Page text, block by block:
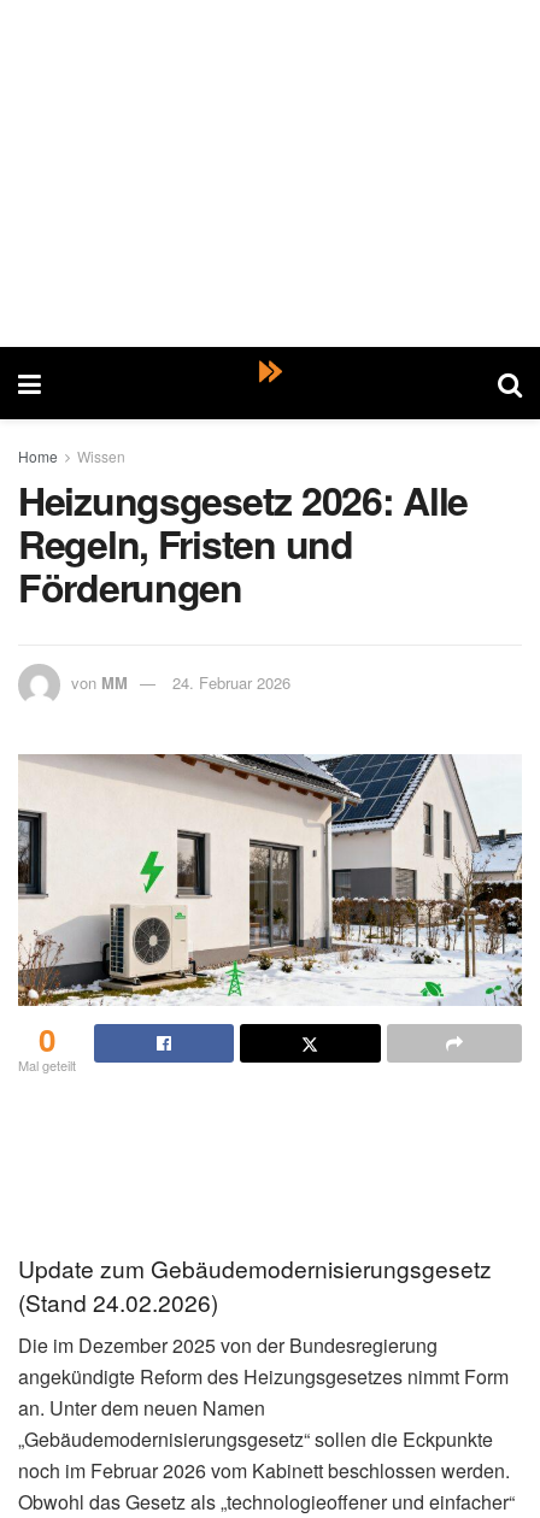
Home Wissen
Heizungsgesetz 2026: Alle
Regeln, Fristen und
Förderungen
von MM 24. Februar 2026
0
Mal geteilt
Update zum Gebäudemodernisierungsgesetz
(Stand 24.02.2026)
Die im Dezember 2025 von der Bundesregierung
angekündigte Reform des Heizungsgesetzes nimmt Form
an. Unter dem neuen Namen
„Gebäudemodernisierungsgesetz“ sollen die Eckpunkte
noch im Februar 2026 vom Kabinett beschlossen werden.
Obwohl das Gesetz als „technologieoffener und einfacher“